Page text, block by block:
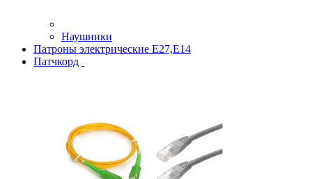
Наушники
Патроны электрические Е27,Е14
Патчкорд